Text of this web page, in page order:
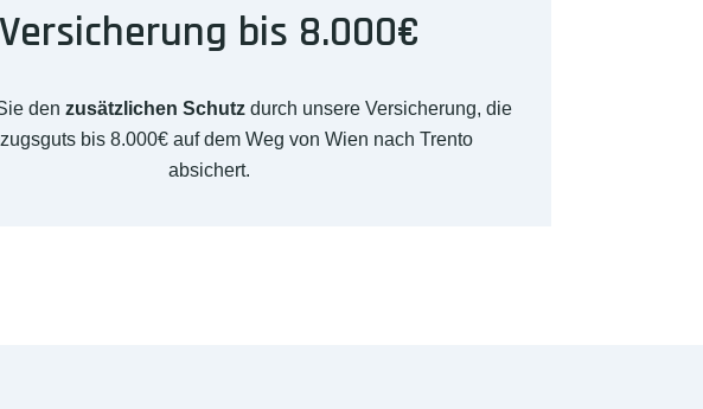
Versicherung bis 8.000€
den zusätzlichen Schutzdurch unsere Versicherung, die
bis 8.000€ auf dem Weg von Wien nach Trento
absichert.